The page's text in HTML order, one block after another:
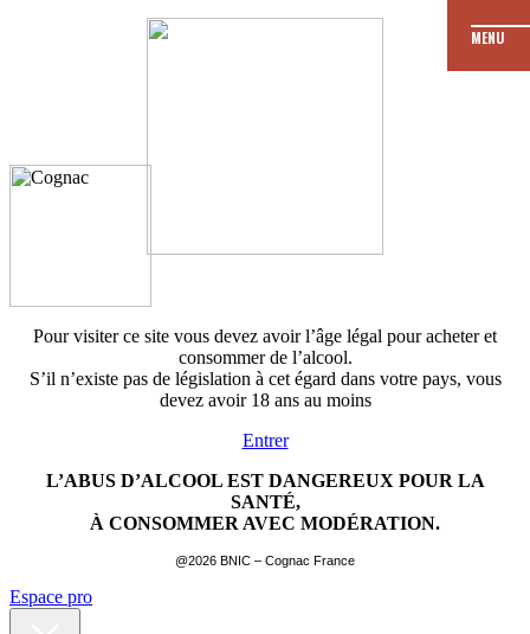
Pour visiter ce site vous devez avoir l’âge légal pour acheter et
consommer de l’alcool.
S’il n’existe pas de législation à cet égard dans votre pays, vous
devez avoir 18 ans au moins
Entrer
L’ABUS D’ALCOOL EST DANGEREUX POUR LA
SANTÉ,
À CONSOMMER AVEC MODÉRATION.
@2026 BNIC – Cognac France
MENU
Espace pro